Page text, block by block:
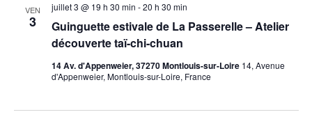
VEN
3
Guinguette estivale de La Passerelle – Atelier
découverte taï-chi-chuan
juillet 3 @ 19 h 30 min -20 h 30 min
14 Av. d'Appenweier, 37270 Montlouis-sur-Loire 14, Avenue
d'Appenweier, Montlouis-sur-Loire, France